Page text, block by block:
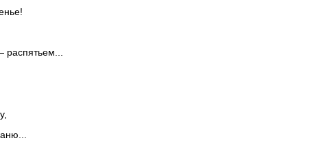
распятьем...